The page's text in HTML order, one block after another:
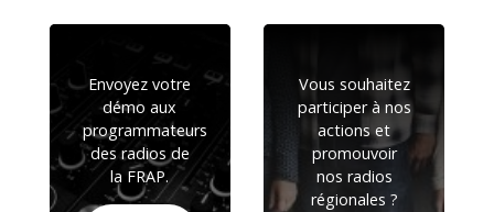
Envoyez votre
démo aux
programmateurs
des radios de
la FRAP.
Vous souhaitez
participer à nos
actions et
promouvoir
nos radios
régionales ?